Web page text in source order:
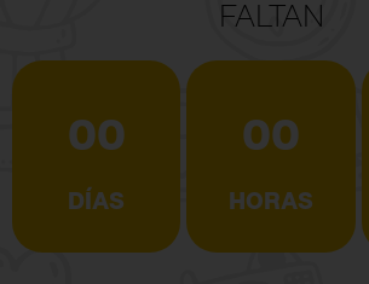
FALTAN
00
DÍAS
00
HORAS